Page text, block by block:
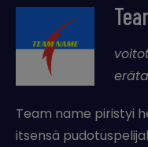
Team name piristyi
itsensä